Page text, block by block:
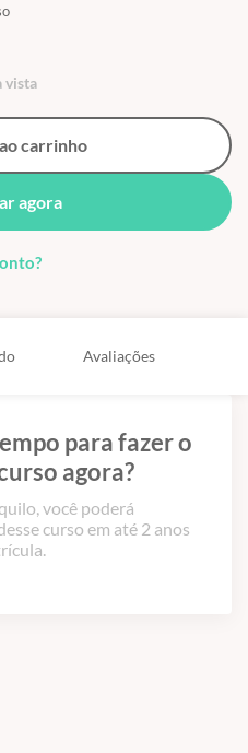
vista
carrinho
agora
Avaliações
para fazer o
agora?
você poderá
curso em até 2 anos